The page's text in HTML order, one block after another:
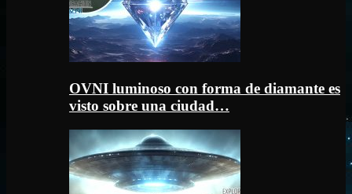
OVNI luminoso con forma de diamante es
visto sobre una ciudad…